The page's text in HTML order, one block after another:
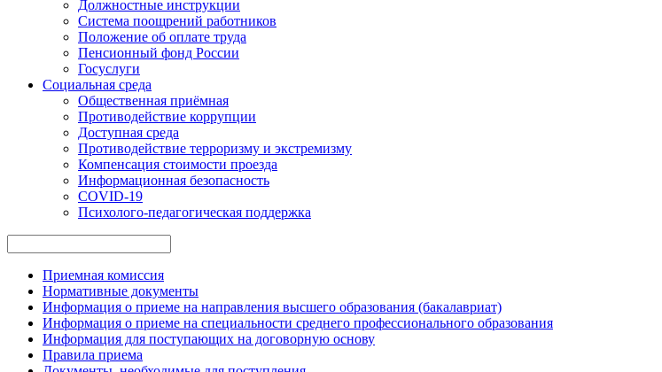
Должностные инструкции
Система поощрений работников
Положение об оплате труда
Пенсионный фонд России
Госуслуги
Социальная среда
Общественная приёмная
Противодействие коррупции
Доступная среда
Противодействие терроризму и экстремизму
Компенсация стоимости проезда
Информационная безопасность
COVID-19
Психолого-педагогическая поддержка
Приемная комиссия
Нормативные документы
Информация о приеме на направления высшего образования (бакалавриат)
Информация о приеме на специальности среднего профессионального образования
Информация для поступающих на договорную основу
Правила приема